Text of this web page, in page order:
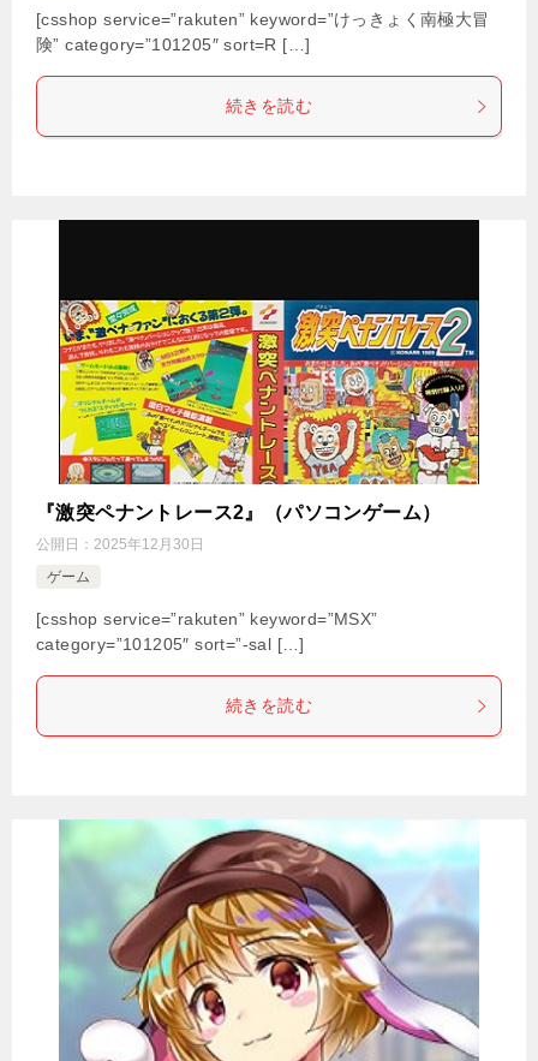
[csshop service=”rakuten” keyword=”けっきょく南極大冒
険” category=”101205″ sort=R […]
続きを読む
『激突ペナントレース2』（パソコンゲーム）
公開日： 2025年12月30日
ゲーム
[csshop service=”rakuten” keyword=”MSX”
category=”101205″ sort=”-sal […]
続きを読む